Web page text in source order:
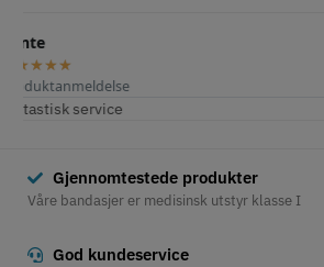
Ole M.
★ ★ ★
produktanmeldelse
Fungerer perfekt
Gjennomtestede produkter
Våre bandasjer er medisinsk utstyr klasse I
God kundeservice